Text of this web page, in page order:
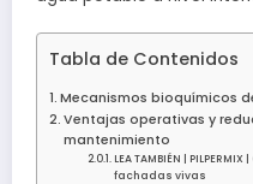
Tabla de Contenidos
Mecanismos bioquímicos
Ventajas operativas y
mantenimiento
LEA TAMBIÉN |
fachadas vivas